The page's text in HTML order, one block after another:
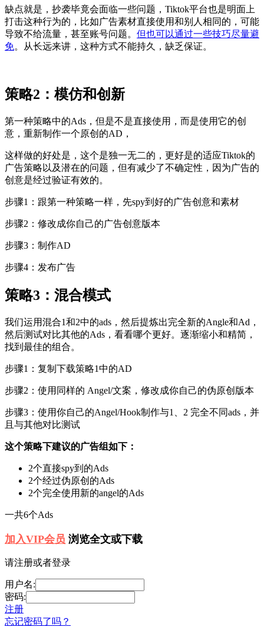
缺点就是，抄袭毕竟会面临一些问题，Tiktok平台也是明面上
打击这种行为的，比如广告素材直接使用和别人相同的，可能
导致不给流量，甚至账号问题。 但也可以通过一些技巧尽量避
免。从长远来讲，这种方式不能持久，缺乏保证。
策略2：模仿和创新
第一种策略中的Ads，但是不是直接使用，而是使用它的创
意，重新制作一个原创的AD，
这样做的好处是，这个是独一无二的，更好是的适应Tiktok的
广告策略以及潜在的问题，但有减少了不确定性，因为广告的
创意是经过验证有效的。
步骤1：跟第一种策略一样，先spy到好的广告创意和素材
步骤2：修改成你自己的广告创意版本
步骤3：制作AD
步骤4：发布广告
策略3：混合模式
我们运用混合1和2中的ads，然后提炼出完全新的Angle和Ad，
然后测试对比其他的Ads，看看哪个更好。逐渐缩小和精简，
找到最佳的组合。
步骤1：复制下载策略1中的AD
步骤2：使用同样的 Angel/文案，修改成你自己的伪原创版本
步骤3：使用你自己的Angel/Hook制作与1、2 完全不同ads，并
且与其他对比测试
这个策略下建议的广告组如下：
2个直接spy到的Ads
2个经过伪原创的Ads
2个完全使用新的angel的Ads
一共6个Ads
加入VIP会员 浏览全文或下载
请注册或者登录
用户名:
密码:
注册
忘记密码了吗？